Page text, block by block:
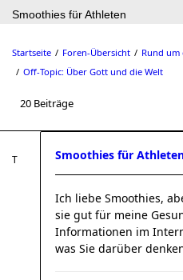
Smoothies für Athleten
Startseite Foren-Übersicht
Rund
Off-Topic: Über Gott und die Welt
20 Beiträge
Smoothies für
Ich liebe Smoothies,
sie gut für meine
Informationen im
was Sie darüber